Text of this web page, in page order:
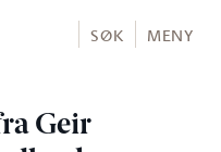
SØK MENY
Geir